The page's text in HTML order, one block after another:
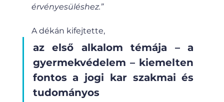
érvényesüléshez.”
A dékán kifejtette,
az első alkalom témája – a
gyermekvédelem – kiemelten
fontos a jogi kar szakmai és
tudományos